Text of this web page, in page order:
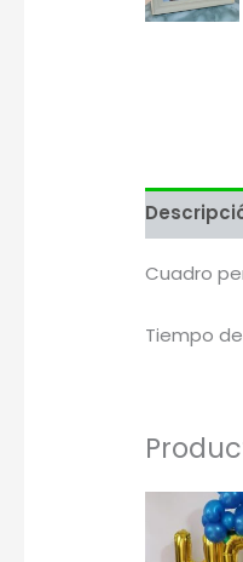
Cuadro
Tiempo